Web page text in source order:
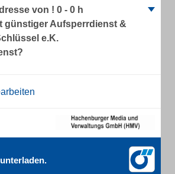
von ! 0 - 0 h
günstiger Aufsperrdienst &
e.K.